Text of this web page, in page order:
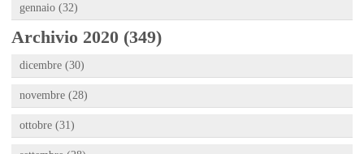
gennaio (32)
Archivio 2020 (349)
dicembre (30)
novembre (28)
ottobre (31)